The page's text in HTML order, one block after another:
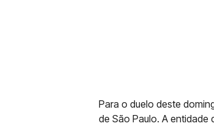
Para o duelo deste
de São Paulo. A entidade